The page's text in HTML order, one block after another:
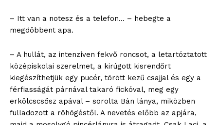
– Itt van a notesz és a telefon… – hebegte a
megdöbbent apa.
– A hullát, az intenzíven fekvő roncsot, a letartóztatott
középiskolai szerelmet, a kirúgott kisrendőrt
kiegészíthetjük egy pucér, törött kezű csajjal és egy a
férfiasságát párnával takaró fickóval, meg egy
erkölcscsősz apával – sorolta Bán lánya, miközben
fulladozott a röhögéstől. A nevetés előbb az apjára,